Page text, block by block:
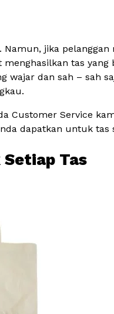
jika
tas
dan sah – sah
Customer Service
dapatkan untuk
Tas